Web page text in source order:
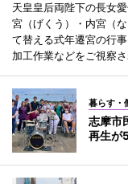
天皇皇后両陛下の長女
宮（げくう）・内宮（
て替える式年遷宮の行
加工作業などをご視察さ
暮らす・
志摩市
再生が